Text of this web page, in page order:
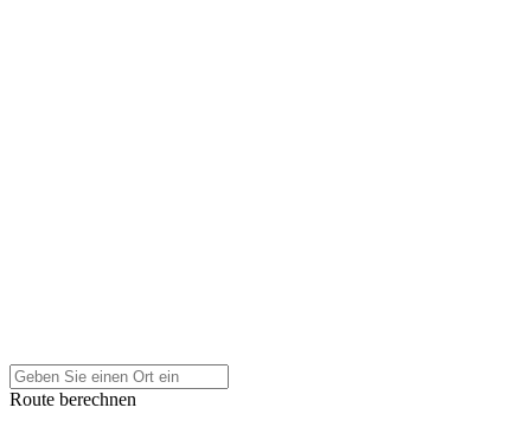
Route berechnen